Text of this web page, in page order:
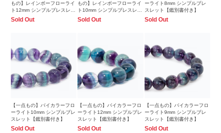
もの】レインボーフローライ
ト12mm シンプルブレスレッ
ト
Sold Out
もの】レインボーフローライ
ト10mm シンプルブレスレッ
ト
Sold Out
ーライト8mm シンプルブレ
スレット【鑑別書付き】
Sold Out
【一点もの】バイカラーフロ
ーライト10mm シンプルブレ
スレット【鑑別書付き】
Sold Out
【一点もの】バイカラーフロ
ーライト12mm シンプルブレ
スレット【鑑別書付き】
Sold Out
【一点もの】バイカラーフロ
ーライト9mm シンプルブレ
スレット【鑑別書付き】
Sold Out